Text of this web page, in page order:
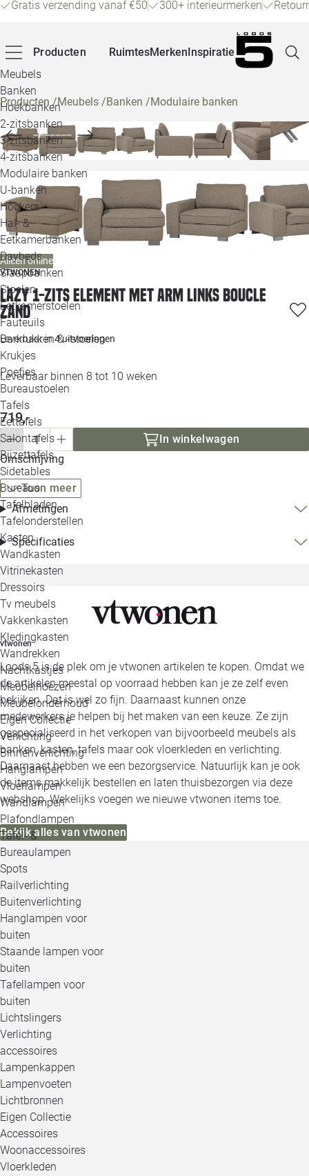
Gratis verzending vanaf €50 300+ interieurmerken
Producten
Meubels
Banken
Hoekbanken
2-zitsbanken
3-zitsbanken
4-zitsbanken
Modulaire banken
U-banken
Hockers
Hal- &
Eetkamerbanken
Daybeds
Slaapbanken
Stoelen
Eetkamerstoelen
Fauteuils
Barkrukken & -stoelen
Krukjes
Poefjes
Bureaustoelen
Tafels
Eettafels
Salontafels
Bijzettafels
Sidetables
Bureaus
Tafelbladen
Tafelonderstellen
Kasten
Wandkasten
Vitrinekasten
Dressoirs
Tv meubels
Vakkenkasten
Kledingkasten
Wandrekken
Nachtkastjes
Meubelhoezen
Meubelonderhoud
Eigen Collectie
Verlichting
Binnenverlichting
Hanglampen
Vloerlampen
Wandlampen
Plafondlampen
Tafel- &
Bureaulampen
Spots
Railverlichting
Buitenverlichting
Hanglampen voor
buiten
Staande lampen voor
buiten
Tafellampen voor
buiten
Lichtslingers
Verlichting
accessoires
Lampenkappen
Lampenvoeten
Lichtbronnen
Eigen Collectie
Accessoires
Woonaccessoires
Vloerkleden
RuimtesMerkenInspiratie
Alle
Producten/Meubels /Banken /Modulaire banken
Alleen online
VTWONEN
Lazy 1-zits element met arm links boucle
zand
Leverbaar in4 uitvoeringen
Leverbaar binnen 8 tot 10 weken
719,-
In winkelwagen
Omschrijving
Toon meer
Afmetingen
Specificaties
vtwonen
Loods 5 is de plek om je vtwonen artikelen te kopen. Omdat we
de artikelen meestal op voorraad hebben kan je ze zelf even
bekijken. Dat is wel zo fijn. Daarnaast kunnen onze
medewerkers je helpen bij het maken van een keuze. Ze zijn
gespecialiseerd in het verkopen van bijvoorbeeld meubels als
banken, kasten, tafels maar ook vloerkleden en verlichting.
Daarnaast hebben we een bezorgservice. Natuurlijk kan je ook
de items makkelijk bestellen en laten thuisbezorgen via deze
webshop. Wekelijks voegen we nieuwe vtwonen items toe.
Bekijk alles van vtwonen